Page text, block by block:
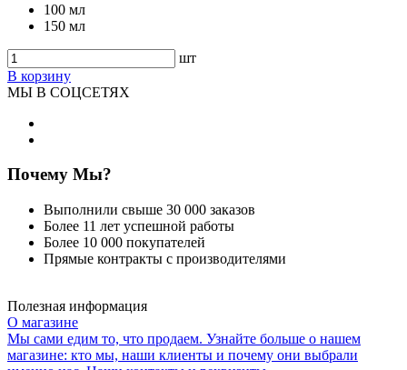
100 мл
150 мл
шт
В корзину
МЫ В СОЦСЕТЯХ
Почему Мы?
Выполнили свыше 30 000 заказов
Более 11 лет успешной работы
Более 10 000 покупателей
Прямые контракты с производителями
Полезная информация
О магазине
Мы сами едим то, что продаем. Узнайте больше о нашем
магазине: кто мы, наши клиенты и почему они выбрали